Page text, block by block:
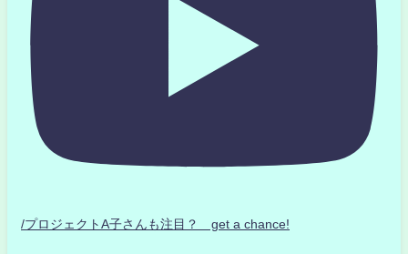
/プロジェクトA子さんも注目？ get a chance!